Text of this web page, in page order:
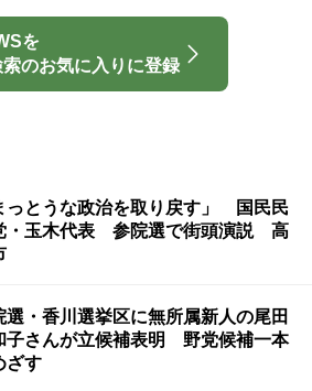
を
のお気に入りに登録
っとうな政治を取り戻す」 国民民
・玉木代表 参院選で街頭演説 高
選・香川選挙区に無所属新人の尾田
子さんが立候補表明 野党候補一本
ざす